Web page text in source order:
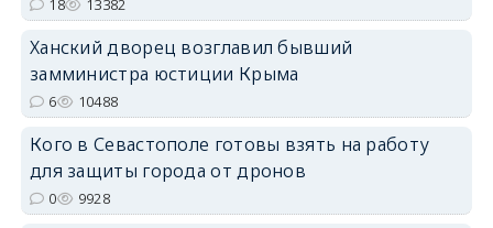
18 13382
Ханский дворец возглавил бывший
замминистра юстиции Крыма
6 10488
Кого в Севастополе готовы взять на работу
для защиты города от дронов
0 9928